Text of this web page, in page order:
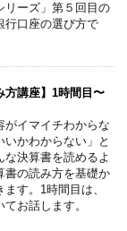
リーズ」第５回目の
行口座の選び方で
方講座】1時間目〜
がイマイチわからな
かわからない」と
決算書を読めるよ
書の読み方を基礎か
す。1時間目は、
お話します。